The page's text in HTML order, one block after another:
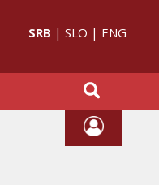
SRB | SLO | ENG